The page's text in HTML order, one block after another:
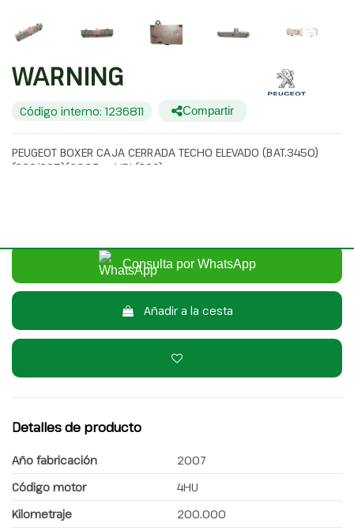
WARNING
Código interno: 1236811 Compartir
PEUGEOT BOXER CAJA CERRADA TECHO ELEVADO (BAT.3450)
(333/335)(2007=> HDI (333)
Consulta por WhatsApp
Añadir a la cesta
Detalles de producto
Año fabricación
2007
Código motor
4HU
Kilometraje
200.000